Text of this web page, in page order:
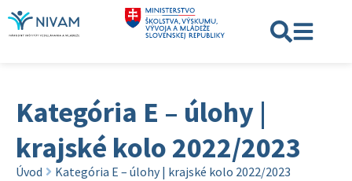
Kategória E – úlohy |
krajské kolo 2022/2023
Úvod Kategória E – úlohy | krajské kolo 2022/2023